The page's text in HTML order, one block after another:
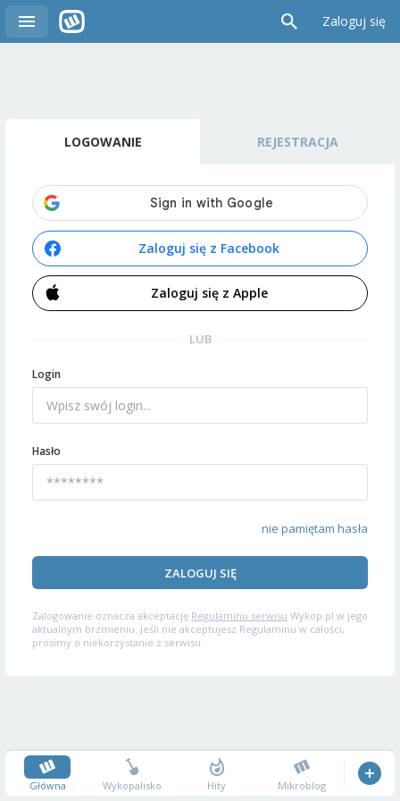
Zaloguj się
LOGOWANIE REJESTRACJA
Zaloguj się z Facebook
Zaloguj się z Apple
LUB
Login
Hasło
nie pamiętam hasła
ZALOGUJ SIĘ
Zalogowanie oznacza akceptację Regulaminu serwisu Wykop.pl w jego
aktualnym brzmieniu. Jeśli nie akceptujesz Regulaminu w całości,
prosimy o niekorzystanie z serwisu.
Główna Wykopalisko Hity Mikroblog